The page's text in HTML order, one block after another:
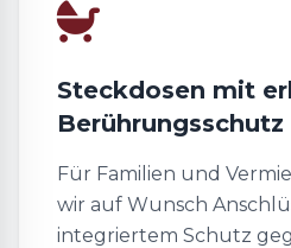
Steckdosen mit
Berührungsschutz
Für Familien und
wir auf Wunsch
integriertem Schutz